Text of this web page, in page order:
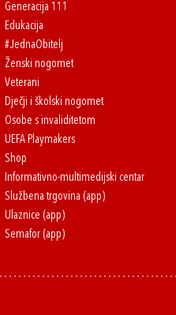
Generacija 111
Edukacija
#JednaObitelj
Ženski nogomet
Veterani
Dječji i školski nogomet
Osobe s invaliditetom
UEFA Playmakers
Shop
Informativno-multimedijski centar
Službena trgovina (app)
Ulaznice (app)
Semafor (app)